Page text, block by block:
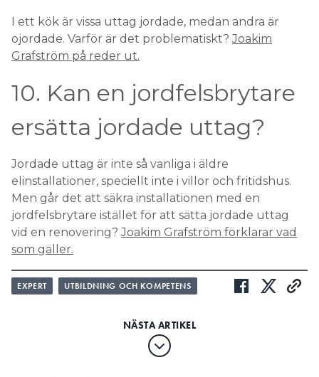
I ett kök är vissa uttag jordade, medan andra är
ojordade. Varför är det problematiskt?Joakim
Grafström på reder ut.
10. Kan en jordfelsbrytare
ersätta jordade uttag?
Jordade uttag är inte så vanliga i äldre
elinstallationer, speciellt inte i villor och fritidshus.
Men går det att säkra installationen med en
jordfelsbrytare istället för att sätta jordade uttag
vid en renovering?Joakim Grafström förklarar vad
som gäller.
EXPERT UTBILDNING OCH KOMPETENS